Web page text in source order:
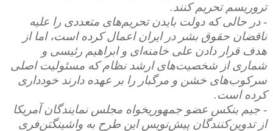
تروریسم تحریم کنند.
- در حالی که دولت بایدن تحریم‌های متعددی را علیه
ناقضان حقوق بشر در ایران اعمال کرده است، اما از
هدف قرار دادن علی خامنه‌ای و ابراهیم رئیسی و
شماری از شخصیت‌های ارشد نظام که مسئولیت اصلی
سرکوب‌های خشن و مرگبار را بر عهده دارند خودداری
کرده است.
- جیم بنکس عضو جمهور‌یخواه مجلس نمایندگان آمریکا
از تدوین‌کنندگان پیش‌نویس این طرح به واشینگتن‌فری‌